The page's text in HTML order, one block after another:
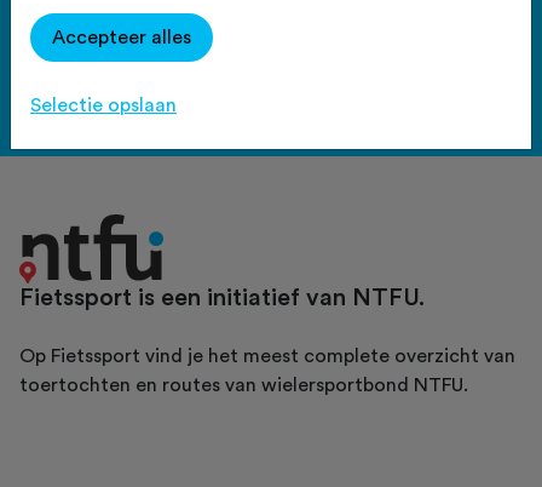
Haal meer uit Fietssport en ga
voor het PLUS account.
Bekijk de voordelen
Fietssport is een initiatief van NTFU.
Op Fietssport vind je het meest complete overzicht van
toertochten en routes van wielersportbond NTFU.
Accepteer alles
Selectie opslaan